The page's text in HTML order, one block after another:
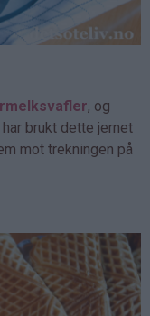
, og
brukt dette jernet
mot trekningen på